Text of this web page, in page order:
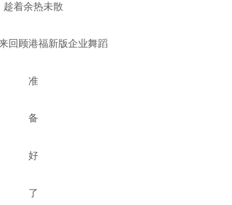
余热未散
顾港福新版企业舞蹈
准
备
好
了